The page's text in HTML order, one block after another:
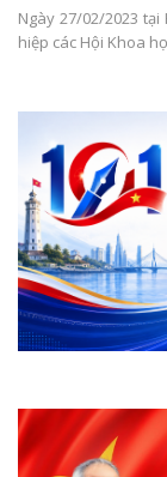
Ngày 27/02/2023
hiệp các Hội Khoa